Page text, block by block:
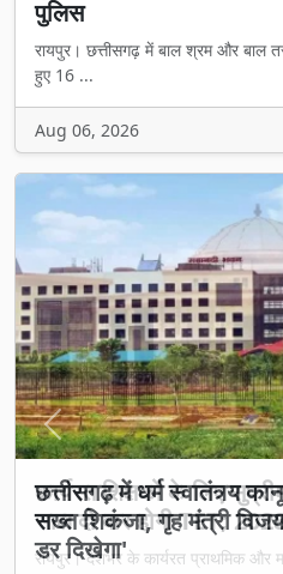
पुलिस
रायपुर। छत्तीसगढ़ में बाल श्रम और बाल
हुए 16 ...
Aug 06, 2026
छत्तीसगढ़ में धर्म स्वातंत्र्य
सख्त शिकंजा, गृह मंत्री
डर दिखेगा'
Previous